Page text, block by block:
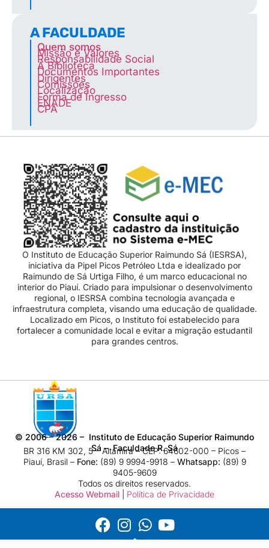
A FACULDADE
Quem somos
Missão e Valores
Responsabilidade Social
A Biblioteca
Documentos Importantes
Dirigentes
Comissões
Localização
Forma de Ingresso
ENADE
CPA
O Instituto de Educação Superior Raimundo Sá (IESRSA),
iniciativa da Pipel Picos Petróleo Ltda e idealizado por
Raimundo de Sá Urtiga Filho, é um marco educacional no
interior do Piauí. Criado para impulsionar o desenvolvimento
regional, o IESRSA combina tecnologia avançada e
infraestrutura completa, visando uma educação de qualidade.
Localizado em Picos, o Instituto foi estabelecido para
fortalecer a comunidade local e evitar a migração estudantil
para grandes centros.
© 2006 – 2026 – Instituto de Educação Superior Raimundo
Sá – Faculdade R. Sá
BR 316 KM 302, 5 – Altamira – CEP: 64602-000 – Picos –
Piauí, Brasil – Fone: (89) 9 9994-9918​ – Whatsapp: (89) 9
9405-9609
Todos os direitos reservados.
Acesso Webmail
Política de Privacidade